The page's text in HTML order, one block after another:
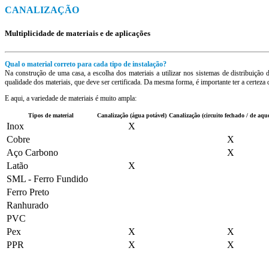
CANALIZAÇÃO
Multiplicidade de materiais e de aplicações
Qual o material correto para cada tipo de instalação?
Na construção de uma casa, a escolha dos materiais a utilizar nos sistemas de
qualidade dos materiais, que deve ser certificada. Da mesma forma, é importante ter a
E aqui, a variedade de materiais é muito ampla:
Tipos de material Canalização (água potável) Canalização (circuito fechado / de
Inox
X
Cobre
X
Aço Carbono
X
Latão
X
SML - Ferro Fundido
Ferro Preto
Ranhurado
PVC
Pex
X
X
PPR
X
X